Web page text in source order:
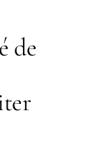
de